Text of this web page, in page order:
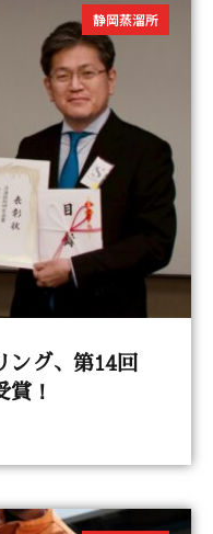
静岡蒸溜所
ング、第14回
賞！